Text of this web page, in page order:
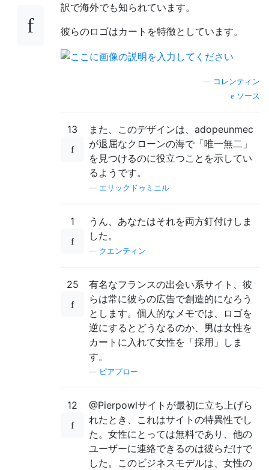
訳で海外でも知られています。
彼らのロゴはカートを特徴としています。
コレンティン
ソース
13
また、このデザインは、adopeunmec
が退屈なクローンの海で「唯一無二」
を見つけるのに役立つことを示してい
るようです。
エリックドゥミニル
1
うん、あなたはそれを両方釘付けしま
した。
クエンティン
25
有名なフランスの出会い系サイト、彼
らは常に彼らの広告で創造的になろう
とします。個人的なメモでは、ロゴを
逆にするとどうなるのか、男は女性を
カートに入れて女性を「採用」しま
す。
ピアプロー
12
@Pierpowlサイトが最初に立ち上げら
れたとき、これはサイトの特異性でし
た。女性にとっては無料であり、他の
ユーザーに連絡できるのは彼らだけで
した。このビジネスモデルは、女性の